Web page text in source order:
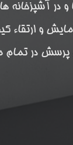
که بتوانیم بیش از 50 سال
و ارتقاء
در تمام